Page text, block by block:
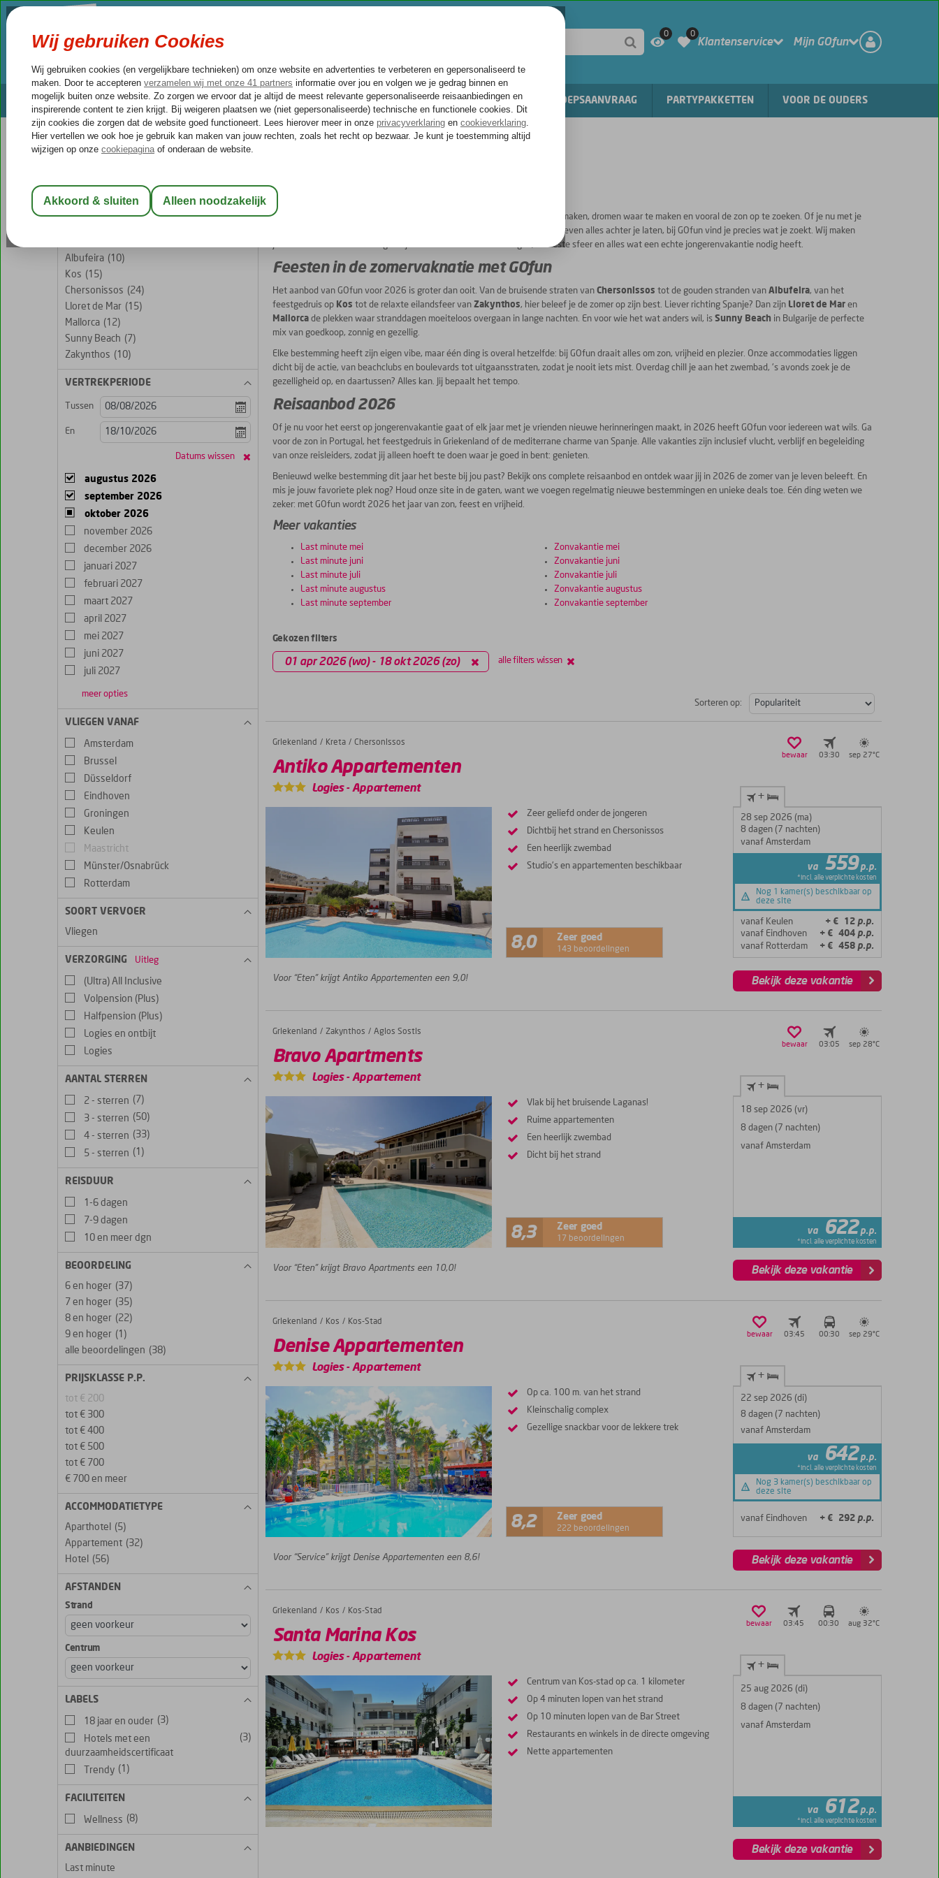
0 0
Klantenservice Mijn GOfun
VILLA'S BESTEMMINGEN ACTIVITEITEN & UITGAAN VAKANTIES GROEPSAANVRAAG PARTYPAKKETTEN VOOR DE OUDERS
We keep you safe! Partyfixers Prijsmatch
Kamer 1: 2 Personen
Wijzig Reisgezelschap
Albufeira (10)
Kos (15)
Chersonissos (24)
Lloret de Mar (15)
Mallorca (12)
Sunny Beach (7)
Zakynthos (10)
VERTREKPERIODE
Tussen
En
Datums wissen
augustus 2026
september 2026
oktober 2026
november 2026
december 2026
januari 2027
februari 2027
maart 2027
april 2027
mei 2027
juni 2027
juli 2027
2027
2027
2027
meer opties
VLIEGEN VANAF
Amsterdam
Brussel
Düsseldorf
Eindhoven
Groningen
Keulen
Maastricht
Münster/Osnabrück
Rotterdam
SOORT VERVOER
Vliegen
VERZORGING Uitleg
(Ultra) All Inclusive
Volpension (Plus)
Halfpension (Plus)
Logies en ontbijt
Logies
AANTAL STERREN
2 - sterren (7)
3 - sterren (50)
4 - sterren (33)
5 - sterren (1)
REISDUUR
1-6 dagen
7-9 dagen
10 en meer dgn
BEOORDELING
6 en hoger (37)
7 en hoger (35)
8 en hoger (22)
9 en hoger (1)
alle beoordelingen (38)
PRIJSKLASSE P.P.
tot € 200
tot € 300
tot € 400
tot € 500
tot € 700
€ 700 en meer
ACCOMMODATIETYPE
Aparthotel
(5)
Appartement (32)
Hotel
(56)
AFSTANDEN
Strand
Centrum
LABELS
18 jaar en ouder (3)
Hotels met een
duurzaamheidscertificaat
(3)
Trendy (1)
FACILITEITEN
Wellness (8)
AANBIEDINGEN
Last minute
Vakantie 2026
2026 komt eraan en jij weet wat dat betekent: tijd om nieuwe plannen te maken, dromen waar te maken en vooral de zon op te zoeken. Of je nu met je
vrienden zin hebt in feesten tot het licht wordt, chillen aan zee of gewoon even alles achter je laten, bij GOfun vind je precies wat je zoekt. Wij maken
jouw zomer van 2026 onvergetelijk met de leukste bestemmingen, de beste sfeer en alles wat een echte jongerenvakantie nodig heeft.
Feesten in de zomervaknatie met GOfun
Het aanbod van GOfun voor 2026 is groter dan ooit. Van de bruisende straten van Chersonissos tot de gouden stranden van Albufeira, van het
feestgedruis op Kos tot de relaxte eilandsfeer van Zakynthos, hier beleef je de zomer op zijn best. Liever richting Spanje? Dan zijn Lloret de Maren
Mallorcade plekken waar stranddagen moeiteloos overgaan in lange nachten. En voor wie het wat anders wil, is Sunny Beach in Bulgarije de perfecte
mix van goedkoop, zonnig en gezellig.
Elke bestemming heeft zijn eigen vibe, maar één ding is overal hetzelfde: bij GOfun draait alles om zon, vrijheid en plezier. Onze accommodaties liggen
dicht bij de actie, van beachclubs en boulevards tot uitgaansstraten, zodat je nooit iets mist. Overdag chill je aan het zwembad, 's avonds zoek je de
gezelligheid op, en daartussen? Alles kan. Jij bepaalt het tempo.
Reisaanbod 2026
Of je nu voor het eerst op jongerenvakantie gaat of elk jaar met je vrienden nieuwe herinneringen maakt, in 2026 heeft GOfun voor iedereen wat wils. Ga
voor de zon in Portugal, het feestgedruis in Griekenland of de mediterrane charme van Spanje. Alle vakanties zijn inclusief vlucht, verblijf en begeleiding
van onze reisleiders, zodat jij alleen hoeft te doen waar je goed in bent: genieten.
Benieuwd welke bestemming dit jaar het beste bij jou past? Bekijk ons complete reisaanbod en ontdek waar jij in 2026 de zomer van je leven beleeft. En
mis je jouw favoriete plek nog? Houd onze site in de gaten, want we voegen regelmatig nieuwe bestemmingen en unieke deals toe. Eén ding weten we
zeker: met GOfun wordt 2026 het jaar van zon, feest en vrijheid.
Meer vakanties
Last minute mei
Last minute juni
Last minute juli
Last minute augustus
Last minute september
Zonvakantie mei
Zonvakantie juni
Zonvakantie juli
Zonvakantie augustus
Zonvakantie september
Gekozen filters
01 apr 2026 (wo) - 18 okt 2026 (zo) alle filters wissen
Sorteren op:
Home
Griekenland Kreta Chersonissos
Antiko Appartementen
Antiko Appartementen
Logies- Appartement
bewaar 03:30 sep 27°C
Zeer geliefd onder de jongeren
Dichtbij het strand en Chersonissos
Een heerlijk zwembad
Studio's en appartementen beschikbaar
8,0 Zeer goed
143 beoordelingen
+
28 sep 2026 (ma)
8 dagen (7 nachten)
vanaf Amsterdam
va 559 p.p.
*incl. alle verplichte kosten
Nog 1 kamer(s) beschikbaar op
deze site
vanaf Keulen + € 12 p.p.
vanaf Eindhoven
+ € 404 p.p.
vanaf Rotterdam
+ € 458 p.p.
Voor “Eten” krijgt Antiko Appartementen een 9,0! Bekijk deze vakantie
Home
Griekenland Zakynthos Agios Sostis
Bravo Apartments
Bravo Apartments
Logies-Appartement
bewaar 03:05 sep 28°C
Vlak bij het bruisende Laganas!
Ruime appartementen
Een heerlijk zwembad
Dicht bij het strand
8,3 Zeer goed
17 beoordelingen
+
18 sep 2026 (vr)
8 dagen (7 nachten)
vanaf Amsterdam
va 622 p.p.
*incl. alle verplichte kosten
Voor “Eten” krijgt Bravo Apartments een 10,0! Bekijk deze vakantie
Home
Griekenland Kos Kos-Stad
Denise Appartementen
Denise Appartementen
Logies- Appartement
bewaar 03:45 00:30 sep 29°C
Op ca. 100 m. van het strand
Kleinschalig complex
Gezellige snackbar voor de lekkere trek
8,2 Zeer goed
222 beoordelingen
+
22 sep 2026 (di)
8 dagen (7 nachten)
vanaf Amsterdam
va 642 p.p.
*incl. alle verplichte kosten
Nog 3 kamer(s) beschikbaar op
deze site
vanaf Eindhoven + € 292 p.p.
Voor “Service” krijgt Denise Appartementen een 8,6! Bekijk deze vakantie
Home
Griekenland Kos Kos-Stad
Santa Marina Kos
Santa Marina Kos
Logies-Appartement
bewaar 03:45 00:30 aug 32°C
Centrum van Kos-stad op ca. 1 kilometer
Op 4 minuten lopen van het strand
Op 10 minuten lopen van de Bar Street
Restaurants en winkels in de directe omgeving
Nette appartementen
+
25 aug 2026 (di)
8 dagen (7 nachten)
vanaf Amsterdam
va 612 p.p.
*incl. alle verplichte kosten
Bekijk deze vakantie